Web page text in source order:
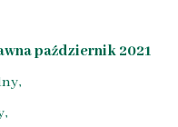
październik 2021